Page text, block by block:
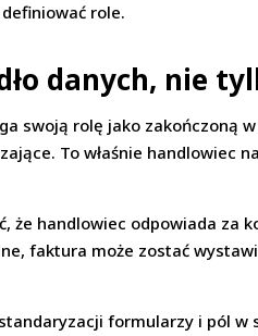
role.
danych, nie
swoją rolę jako zakończoną
To właśnie
że handlowiec odpowiada za
faktura może zostać
formularzy i pól w